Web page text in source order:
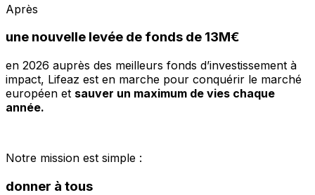
Après
une nouvelle levée de fonds de 13M€
en 2026 auprès des meilleurs fonds d’investissement à
impact, Lifeaz est en marche pour conquérir le marché
européen et sauver un maximum de vies chaque
année.
Notre mission est simple :
donner à tous